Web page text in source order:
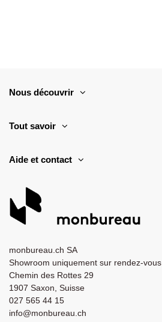
Nous découvrir
Tout savoir
Aide et contact
monbureau.ch SA
Showroom uniquement sur rendez-vous
Chemin des Rottes 29
1907 Saxon, Suisse
027 565 44 15
info@monbureau.ch